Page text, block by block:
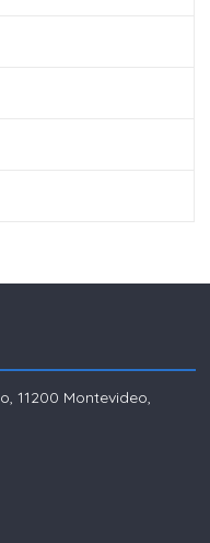
11200 Montevideo,